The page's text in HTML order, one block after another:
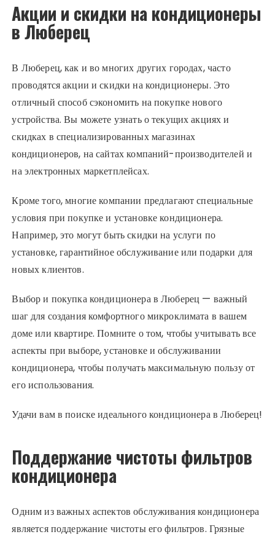
Акции и скидки на кондиционеры
в Люберец
В Люберец, как и во многих других городах, часто
проводятся акции и скидки на кондиционеры. Это
отличный способ сэкономить на покупке нового
устройства. Вы можете узнать о текущих акциях и
скидках в специализированных магазинах
кондиционеров, на сайтах компаний-производителей и
на электронных маркетплейсах.
Кроме того, многие компании предлагают специальные
условия при покупке и установке кондиционера.
Например, это могут быть скидки на услуги по
установке, гарантийное обслуживание или подарки для
новых клиентов.
Выбор и покупка кондиционера в Люберец — важный
шаг для создания комфортного микроклимата в вашем
доме или квартире. Помните о том, чтобы учитывать все
аспекты при выборе, установке и обслуживании
кондиционера, чтобы получать максимальную пользу от
его использования.
Удачи вам в поиске идеального кондиционера в Люберец!
Поддержание чистоты фильтров
кондиционера
Одним из важных аспектов обслуживания кондиционера
является поддержание чистоты его фильтров. Грязные